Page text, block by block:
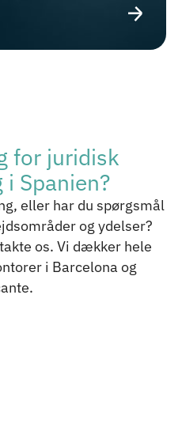
for juridisk
Spanien?
eller har du spørgsmål
og ydelser?
os. Vi dækker hele
i Barcelona og